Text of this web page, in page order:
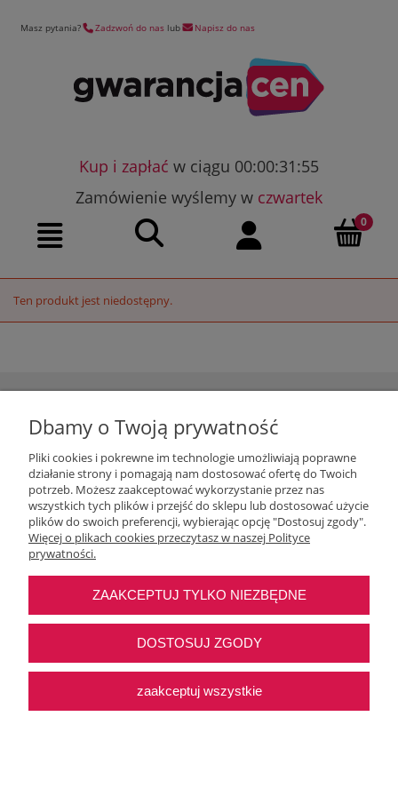
Masz pytania? Zadzwoń do nas lub Napisz do nas
Kup i zapłać w ciągu 00:00:31:55
Zamówienie wyślemy w czwartek
Ten produkt jest niedostępny.
Moje konto
O nas
Najczęstsze pytania
Pomoc
Dbamy o Twoją prywatność
Pliki cookies i pokrewne im technologie umożliwiają poprawne
działanie strony i pomagają nam dostosować ofertę do Twoich
potrzeb. Możesz zaakceptować wykorzystanie przez nas
wszystkich tych plików i przejść do sklepu lub dostosować użycie
plików do swoich preferencji, wybierając opcję "Dostosuj zgody".
Więcej o plikach cookies przeczytasz w naszej Polityce
prywatności.
ZAAKCEPTUJ TYLKO NIEZBĘDNE
DOSTOSUJ ZGODY
zaakceptuj wszystkie